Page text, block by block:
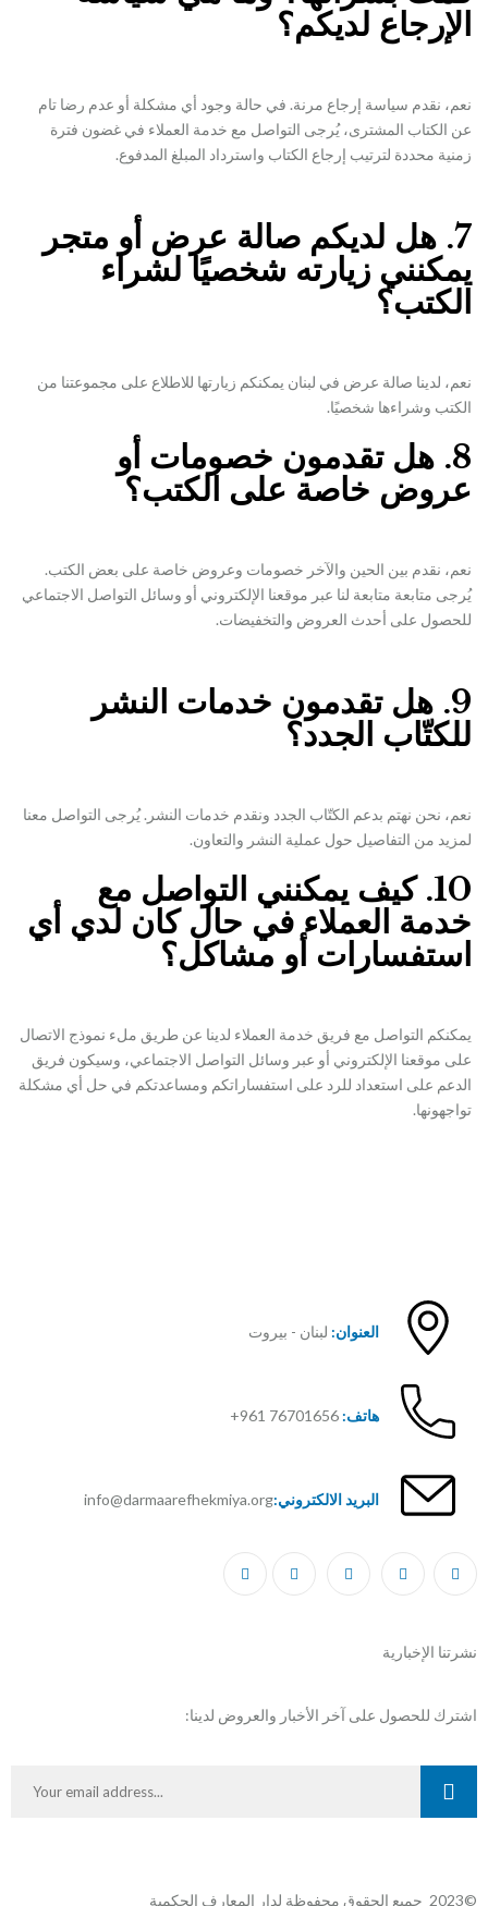
الإرجاع لديكم؟
نعم، نقدم سياسة إرجاع مرنة. في حالة وجود أي مشكلة أو عدم رضا تام
عن الكتاب المشترى، يُرجى التواصل مع خدمة العملاء في غضون فترة
زمنية محددة لترتيب إرجاع الكتاب واسترداد المبلغ المدفوع.
7. هل لديكم صالة عرض أو متجر
يمكنني زيارته شخصيًا لشراء
الكتب؟
نعم، لدينا صالة عرض في لبنان يمكنكم زيارتها للاطلاع على مجموعتنا من
الكتب وشراءها شخصيًا.
8. هل تقدمون خصومات أو
عروض خاصة على الكتب؟
نعم، نقدم بين الحين والآخر خصومات وعروض خاصة على بعض الكتب.
يُرجى متابعة متابعة لنا عبر موقعنا الإلكتروني أو وسائل التواصل الاجتماعي
للحصول على أحدث العروض والتخفيضات.
9. هل تقدمون خدمات النشر
للكتّاب الجدد؟
نعم، نحن نهتم بدعم الكتّاب الجدد ونقدم خدمات النشر. يُرجى التواصل معنا
لمزيد من التفاصيل حول عملية النشر والتعاون.
10. كيف يمكنني التواصل مع
خدمة العملاء في حال كان لدي أي
استفسارات أو مشاكل؟
يمكنكم التواصل مع فريق خدمة العملاء لدينا عن طريق ملء نموذج الاتصال
على موقعنا الإلكتروني أو عبر وسائل التواصل الاجتماعي، وسيكون فريق
الدعم على استعداد للرد على استفساراتكم ومساعدتكم في حل أي مشكلة
تواجهونها.
العنوان: لبنان - بيروت
هاتف:
البريد الالكتروني:info@darmaarefhekmiya.org
نشرتنا الإخبارية
اشترك للحصول على آخر الأخبار والعروض لدينا:
©2023 جميع الحقوق محفوظة لدار المعارف الحكمية